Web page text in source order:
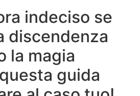
indeciso se
discendenza
la magia
guida